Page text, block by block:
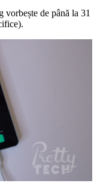
de până la 31